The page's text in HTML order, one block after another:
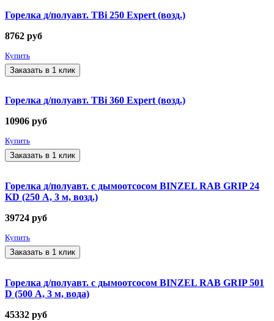
Горелка д/полуавт. TBi 250 Expert (возд.)
8762 руб
Купить
Заказать в 1 клик
Горелка д/полуавт. TBi 360 Expert (возд.)
10906 руб
Купить
Заказать в 1 клик
Горелка д/полуавт. с дымоотсосом BINZEL RAB GRIP 24
KD (250 А, 3 м, возд.)
39724 руб
Купить
Заказать в 1 клик
Горелка д/полуавт. с дымоотсосом BINZEL RAB GRIP 501
D (500 А, 3 м, вода)
45332 руб